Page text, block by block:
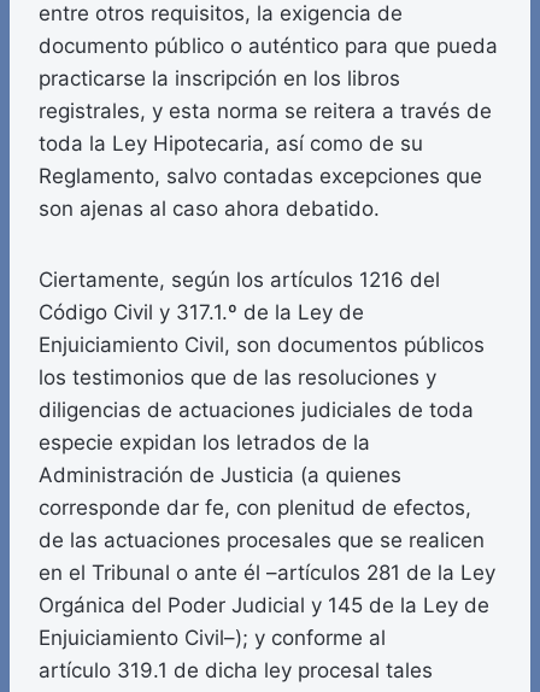
entre otros requisitos, la exigencia de
documento público o auténtico para que pueda
practicarse la inscripción en los libros
registrales, y esta norma se reitera a través de
toda la Ley Hipotecaria, así como de su
Reglamento, salvo contadas excepciones que
son ajenas al caso ahora debatido.
Ciertamente, según los artículos 1216 del
Código Civil y 317.1.º de la Ley de
Enjuiciamiento Civil, son documentos públicos
los testimonios que de las resoluciones y
diligencias de actuaciones judiciales de toda
especie expidan los letrados de la
Administración de Justicia (a quienes
corresponde dar fe, con plenitud de efectos,
de las actuaciones procesales que se realicen
en el Tribunal o ante él –artículos 281 de la Ley
Orgánica del Poder Judicial y 145 de la Ley de
Enjuiciamiento Civil–); y conforme al
artículo 319.1 de dicha ley procesal tales